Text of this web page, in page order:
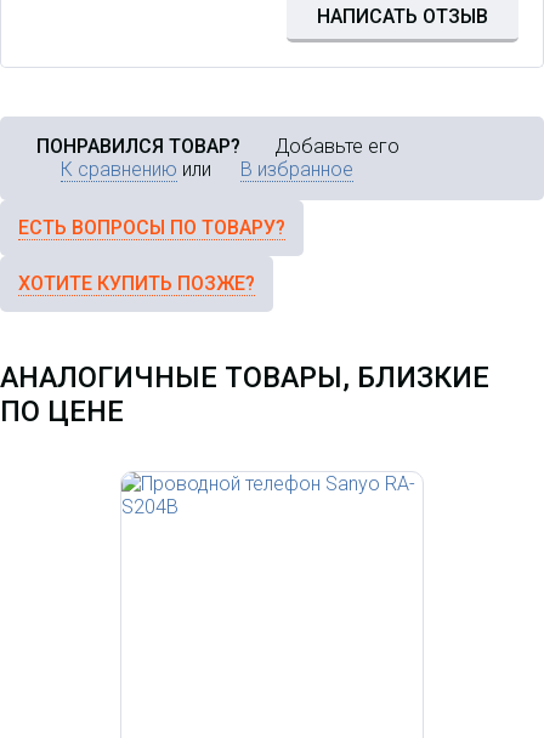
НАПИСАТЬ ОТЗЫВ
ПОНРАВИЛСЯ ТОВАР? Добавьте его
К сравнению или В избранное
ЕСТЬ ВОПРОСЫ ПО ТОВАРУ?
ХОТИТЕ КУПИТЬ ПОЗЖЕ?
АНАЛОГИЧНЫЕ ТОВАРЫ, БЛИЗКИЕ
ПО ЦЕНЕ